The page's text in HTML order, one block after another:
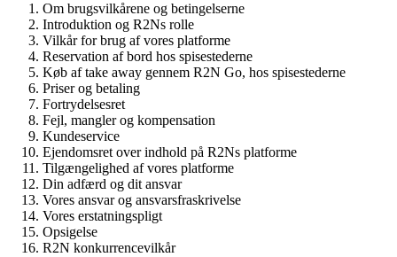
Om brugsvilkårene og betingelserne
Introduktion og R2Ns rolle
Vilkår for brug af vores platforme
Reservation af bord hos spisestederne
Køb af take away gennem R2N Go, hos spisestederne
Priser og betaling
Fortrydelsesret
Fejl, mangler og kompensation
Kundeservice
Ejendomsret over indhold på R2Ns platforme
Tilgængelighed af vores platforme
Din adfærd og dit ansvar
Vores ansvar og ansvarsfraskrivelse
Vores erstatningspligt
Opsigelse
R2N konkurrencevilkår